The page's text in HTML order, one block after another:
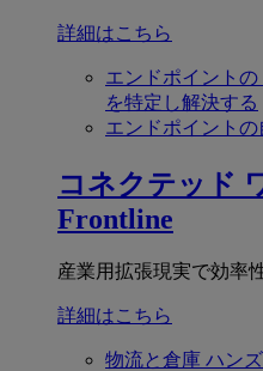
詳細はこちら
エンドポイント
を特定し解決する
エンドポイントの
コネクテッド
Frontline
産業用拡張現実で効率
詳細はこちら
物流と倉庫 ハン